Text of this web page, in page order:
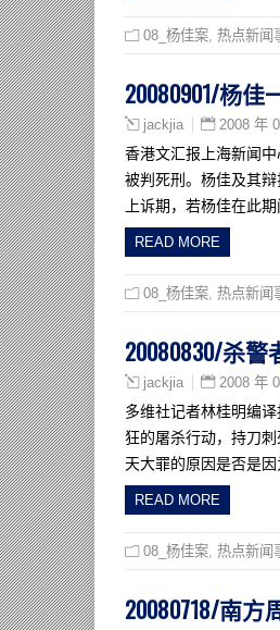
08_杨佳案 热点新闻
20080901/杨
jackjia 2008 年
香港文汇报上海新闻
被判死刑。杨佳及其
上诉期，若杨佳在此
READ MORE
08_杨佳案 热点新闻
20080830/杀
jackjia 2008 年
多维社记者林桂明编
狂的屠杀行动，持刀
天大罪的原因是否是
READ MORE
08_杨佳案 热点新闻
20080718/南